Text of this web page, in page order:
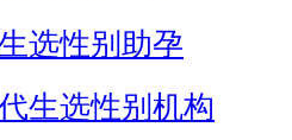
选性别助孕
生选性别机构